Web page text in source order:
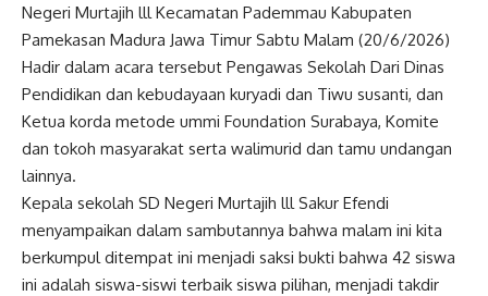
Negeri Murtajih lll Kecamatan Pademmau Kabupaten
Pamekasan Madura Jawa Timur Sabtu Malam (20/6/2026)
Hadir dalam acara tersebut Pengawas Sekolah Dari Dinas
Pendidikan dan kebudayaan kuryadi dan Tiwu susanti, dan
Ketua korda metode ummi Foundation Surabaya, Komite
dan tokoh masyarakat serta walimurid dan tamu undangan
lainnya.
Kepala sekolah SD Negeri Murtajih lll Sakur Efendi
menyampaikan dalam sambutannya bahwa malam ini kita
berkumpul ditempat ini menjadi saksi bukti bahwa 42 siswa
ini adalah siswa-siswi terbaik siswa pilihan, menjadi takdir